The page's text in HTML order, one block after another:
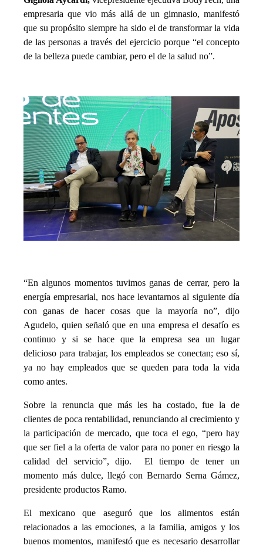
empresaria que vio más allá de un gimnasio, manifestó
que su propósito siempre ha sido el de transformar la vida
de las personas a través del ejercicio porque “el concepto
de la belleza puede cambiar, pero el de la salud no”.
“En algunos momentos tuvimos ganas de cerrar, pero la
energía empresarial, nos hace levantarnos al siguiente día
con ganas de hacer cosas que la mayoría no”, dijo
Agudelo, quien señaló que en una empresa el desafío es
continuo y si se hace que la empresa sea un lugar
delicioso para trabajar, los empleados se conectan; eso sí,
ya no hay empleados que se queden para toda la vida
como antes.
Sobre la renuncia que más les ha costado, fue la de
clientes de poca rentabilidad, renunciando al crecimiento y
la participación de mercado, que toca el ego, “pero hay
que ser fiel a la oferta de valor para no poner en riesgo la
calidad del servicio”, dijo. El tiempo de tener un
momento más dulce, llegó con Bernardo Serna Gámez,
presidente productos Ramo.
El mexicano que aseguró que los alimentos están
relacionados a las emociones, a la familia, amigos y los
buenos momentos, manifestó que es necesario desarrollar